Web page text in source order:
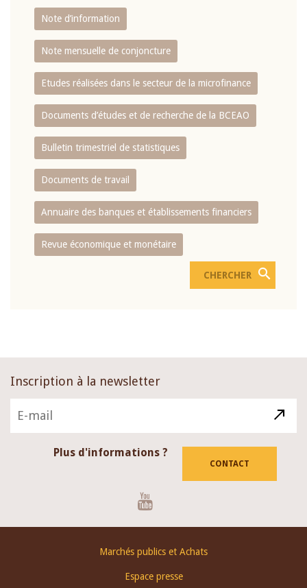
Note d’information
Note mensuelle de conjoncture
Etudes réalisées dans le secteur de la microfinance
Documents d’études et de recherche de la BCEAO
Bulletin trimestriel de statistiques
Documents de travail
Annuaire des banques et établissements financiers
Revue économique et monétaire
Inscription à la newsletter
Plus d'informations ?
CONTACT
Marchés publics et Achats
Espace presse